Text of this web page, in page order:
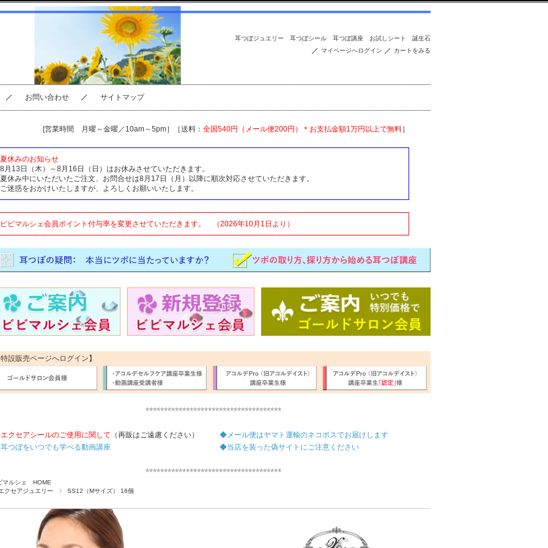
耳つぼジュエリー 耳つぼシール 耳つぼ講座 お試しシート
誕生石
マイページへログイン
カートをみる
お問い合わせ サイトマップ
[営業時間 月曜～金曜／10am～5pm］［送料： 全国540円（メール便200円）＊お支払金額1万円以上で無料］
夏休みのお知らせ
8月13日（木）～8月16日（日）はお休みさせていただきます。
夏休み中にいただいたご注文、お問合せは8月17日（月）以降に順次対応させていただきます。
ご迷惑をおかけいたしますが、よろしくお願いいたします。
ビビマルシェ会員ポイント付与率を変更させていただきます。 （2026年10月1日より）
設販売ページへログイン】
*************************************
クセアシールのご使用に関して （再販はご遠慮ください）
◆メール便はヤマト運輸のネコポスでお届けします
つぼをいつでも学べる動画講座
◆当店を装った偽サイトにご注意ください
*************************************
マルシェ HOME
クセアジュエリー
SS12（Mサイズ） 16個